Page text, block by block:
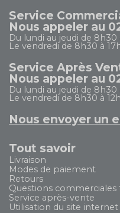
Service
Nous appeler au
Du lundi au jeudi de 8h30
Le vendredi de 8h30 à
Service Après
Nous appeler au
Du lundi au jeudi de 8h30
Le vendredi de 8h30 à
Nous envoyer un
Tout savoir
Livraison
Modes de paiement
Retours
Questions commerciales
Service après-vente
Utilisation du site internet